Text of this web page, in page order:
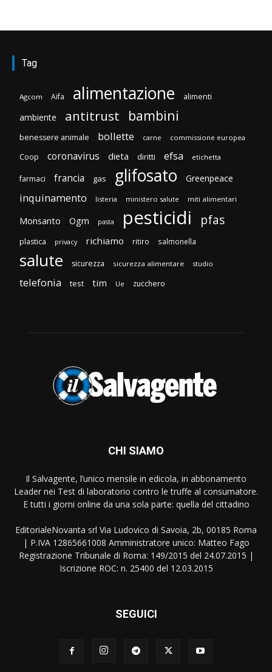
Tag
Agcom Aifa alimentazione alimenti
ambiente antitrust bambini
benessere animale bollette carne commissione europea
Coop coronavirus dieta diritti efsa etichetta
farmaci francia gas glifosato Greenpeace
inquinamento listeria ministero salute miti alimentari
Monsanto Ogm pasta pesticidi pfas
plastica privacy richiamo ritiro salmonella
salute sicurezza sicurezza alimentare studio
telefonia test tim Ue zucchero
CHI SIAMO
Il Salvagente, l’unico mensile in edicola, in abbonamento
Leader nei Test di laboratorio contro le truffe al consumatore.
E tutti i giorni online da una sola parte: quella del cittadino
EditorialeNovanta srl Via Ludovico di Savoia, 2b, 00185 Roma
| P.IVA 12865661008 Amministratore unico: Matteo Fago
Registrazione Tribunale di Roma: 149/2015 del 24.07.2015 |
Iscrizione ROC: n. 25400 del 12.03.2015
SEGUICI